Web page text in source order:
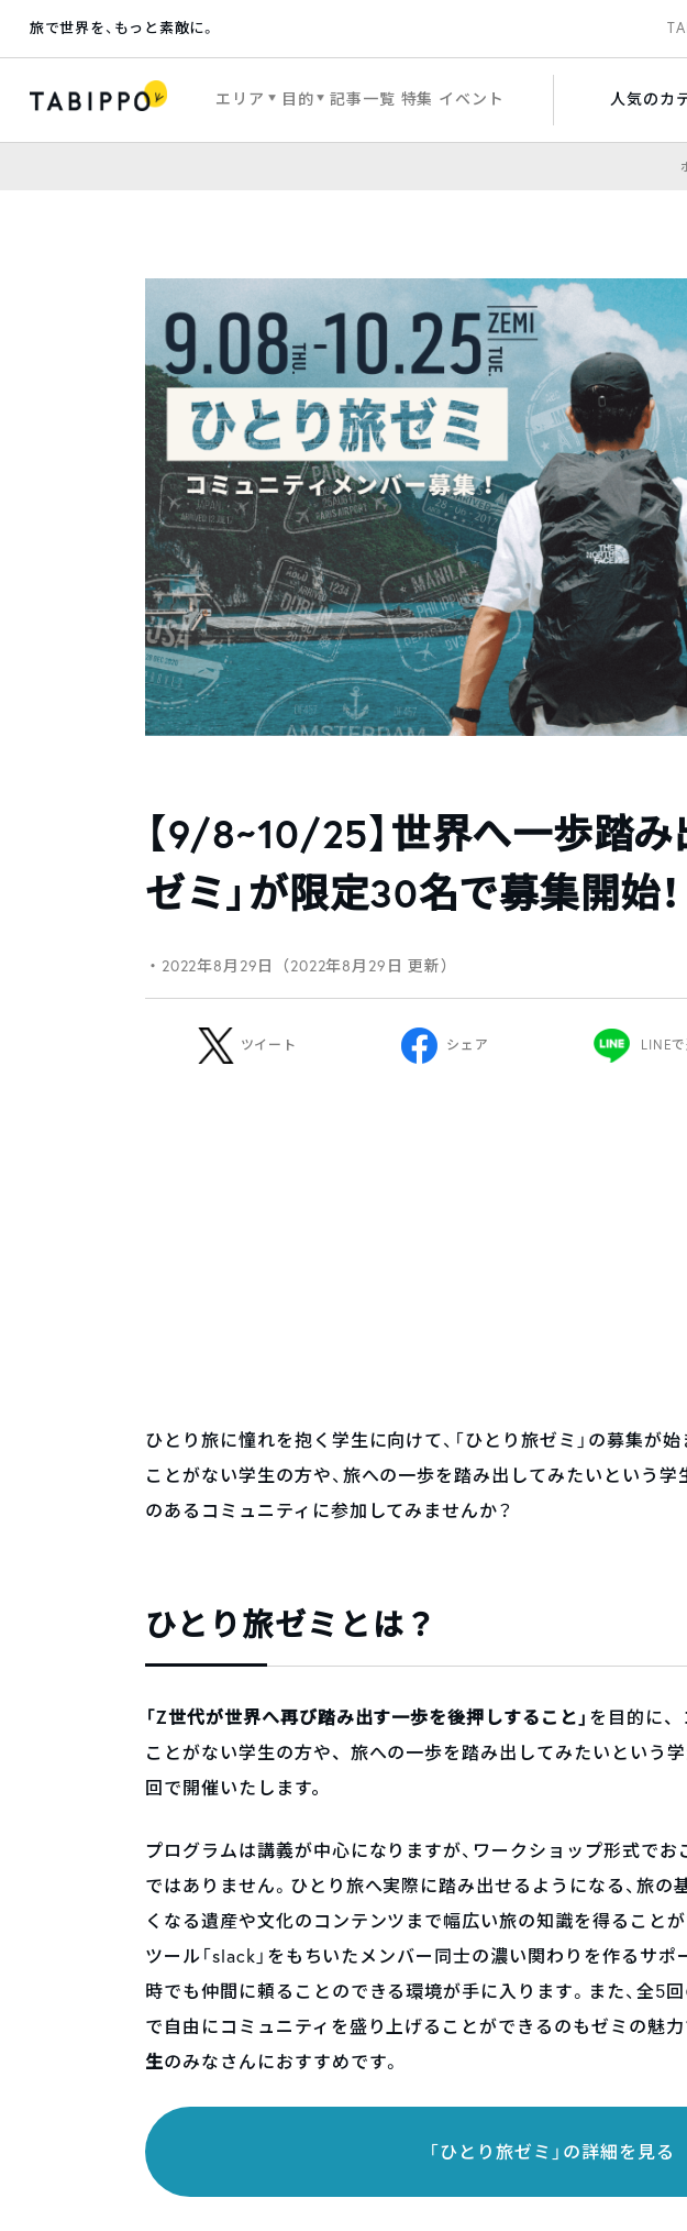
旅で世界を、もっと素敵に。
エリア 目的 記事一覧 特集 イベント 人気のカ
【9/8~10/25】世界へ一歩踏み
ゼミ」が限定30名で募集開始！
・2022年8月29日（2022年8月29日 更新）
ツイート シェア LINE
ひとり旅に憧れを抱く学生に向けて、「ひとり旅ゼミ」の募集が
ことがない学生の方や、旅への一歩を踏み出してみたいという学
のあるコミュニティに参加してみませんか？
ひとり旅ゼミとは？
「Z世代が世界へ再び踏み出す一歩を後押しすること」 を目的に
ことがない学生の方や、旅への一歩を踏み出してみたいという
回で開催いたします。
プログラムは講義が中心になりますが、ワークショップ形式でお
ではありません。ひとり旅へ実際に踏み出せるようになる、旅の
くなる遺産や文化のコンテンツまで幅広い旅の知識を得ること
ツール「slack」をもちいたメンバー同士の濃い関わりを作るサ
時でも仲間に頼ることのできる環境が手に入ります。また、全5
で自由にコミュニティを盛り上げることができるのもゼミの魅力
生のみなさんにおすすめです。
「ひとり旅ゼミ」の詳細を見る